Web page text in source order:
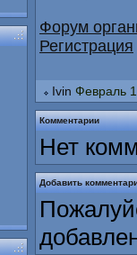
Форум
Регистрация
Ivin Февраль
Комментарии
Нет
Добавить